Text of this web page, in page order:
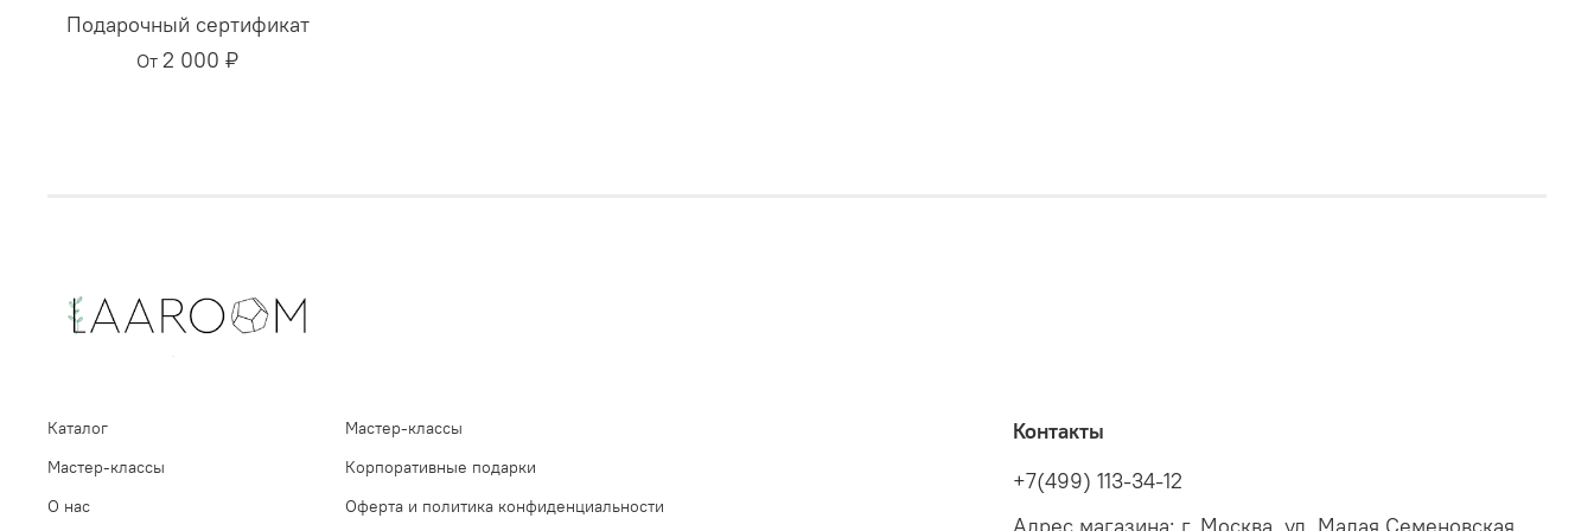
Подарочный сертификат
От 2 000 ₽
Каталог
Мастер-классы
О нас
Мастер-классы
Корпоративные подарки
Оферта и политика конфиденциальности
Контакты
+7(499) 113-34-12